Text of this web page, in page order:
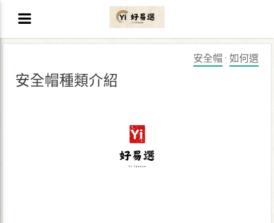
安全帽 · 如何選
安全帽種類介紹